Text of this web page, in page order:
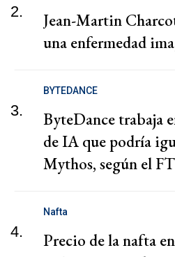
2.
Jean-Martin
una enfermedad
3.
BYTEDANCE
ByteDance trabaja
de IA que podría
Mythos, según el FT
4.
Nafta
Precio de la nafta